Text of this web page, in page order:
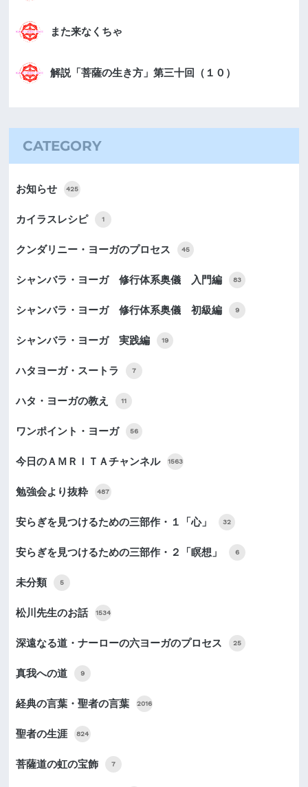
また来なくちゃ
解説「菩薩の生き方」第三十回（１０）
CATEGORY
お知らせ 425
カイラスレシピ 1
クンダリニー・ヨーガのプロセス 45
シャンバラ・ヨーガ 修行体系奥儀 入門編 83
シャンバラ・ヨーガ 修行体系奥儀 初級編 9
シャンバラ・ヨーガ 実践編 19
ハタヨーガ・スートラ 7
ハタ・ヨーガの教え 11
ワンポイント・ヨーガ 56
今日のＡＭＲＩＴＡチャンネル 1563
勉強会より抜粋 487
安らぎを見つけるための三部作・１「心」 32
安らぎを見つけるための三部作・２「瞑想」 6
未分類 5
松川先生のお話 1534
深遠なる道・ナーローの六ヨーガのプロセス 25
真我への道 9
経典の言葉・聖者の言葉 2016
聖者の生涯 824
菩薩道の虹の宝飾 7